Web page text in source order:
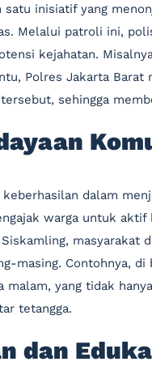
satu inisiatif yang
Melalui patroli ini,
kejahatan.
Polres Jakarta Barat
sehingga
dalam
warga untuk
masyarakat
masing. Contohnya,
malam, yang tidak
tetangga.
dan